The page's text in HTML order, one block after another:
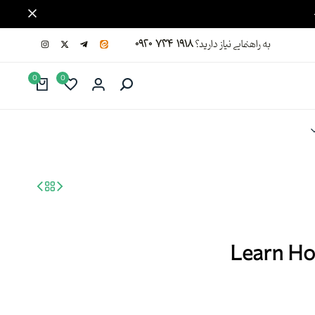
به راهنمایی نیاز دارید؟۰۹۲۰ ۷۳۴ ۱۹۱۸
0
0
Learn